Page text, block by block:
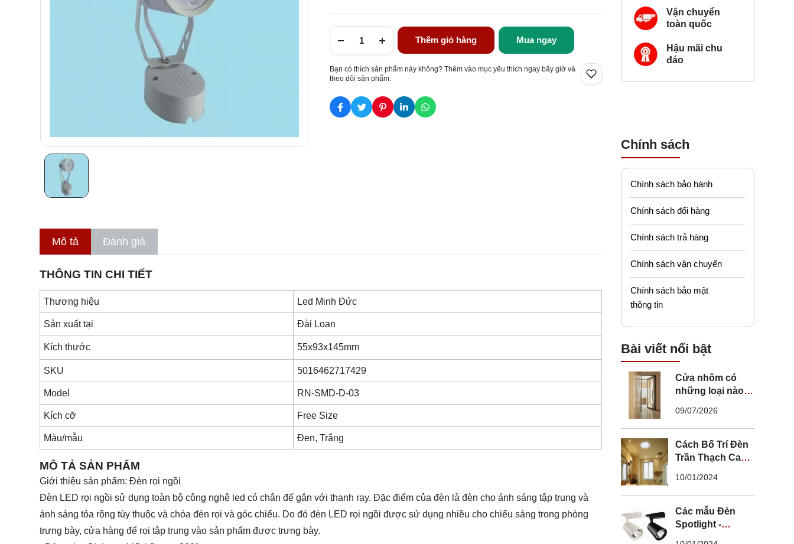
Thêm giỏ hàng Mua ngay
Bạn có thích sản phẩm này không? Thêm vào mục yêu thích ngay bây giờ và
theo dõi sản phẩm.
Mô tả Đánh giá
THÔNG TIN CHI TIẾT
Thương hiệu Led Minh Đức
Sản xuất tại Đài Loan
Kích thước 55x93x145mm
SKU 5016462717429
Model RN-SMD-D-03
Kích cỡ Free Size
Màu/mẫu Đen, Trắng
MÔ TẢ SẢN PHẨM
Giới thiệu sản phẩm: Đèn rọi ngồi
Đèn LED rọi ngồi sử dụng toàn bộ công nghệ led có chân đế gắn với thanh ray. Đặc điểm của đèn là đèn cho ánh sáng tập trung và
ánh sáng tỏa rộng tùy thuộc và chóa đèn rọi và góc chiếu. Do đó đèn LED rọi ngồi được sử dụng nhiều cho chiếu sáng trong phòng
trưng bày, cửa hàng để rọi tập trung vào sản phẩm được trưng bày.
Vận chuyển
toàn quốc
Hậu mãi chu
đáo
Chính sách
Chính sách bảo hành
Chính sách đổi hàng
Chính sách trả hàng
Chính sách vận chuyển
Chính sách bảo mật
thông tin
Bài viết nổi bật
Cửa nhôm có
những loại nào?
nhôm phù hợp
09/07/2026
Cách Bố Trí Đèn
Trần Thạch Cao
Lắp Đèn Trần
Thạch Cao
10/01/2024
Các mẫu Đèn
Spotlight -